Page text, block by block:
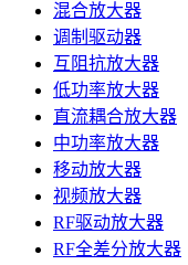
混合放大器
调制驱动器
互阻抗放大器
低功率放大器
直流耦合放大器
中功率放大器
移动放大器
视频放大器
RF驱动放大器
RF全差分放大器